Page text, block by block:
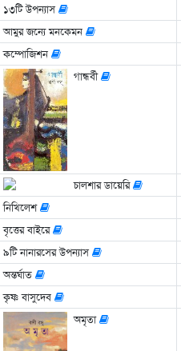
১৩টি উপন্যাস
আমুর জন্যে মনকেমন
কম্পোজিশন
গান্ধর্বী
চালশার ডায়েরি
নিখিলেশ
বৃত্তের বাইরে
৯টি নানারসের উপন্যাস
অন্তর্ঘাত
কৃষ্ণ বাসুদেব
অমৃতা